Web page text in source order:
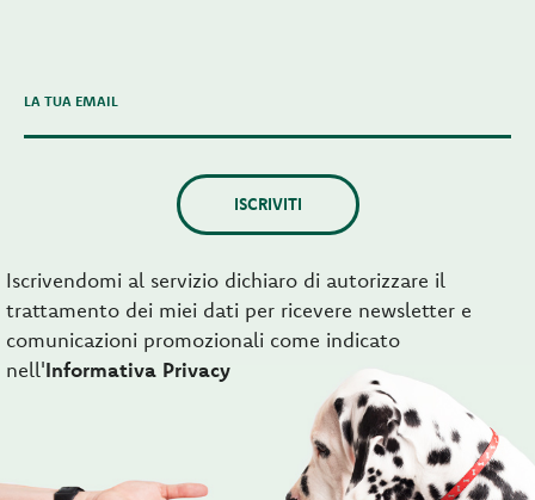
LA TUA EMAIL
ISCRIVITI
Iscrivendomi al servizio dichiaro di autorizzare il
trattamento dei miei dati per ricevere newsletter e
comunicazioni promozionali come indicato
nell'Informativa Privacy